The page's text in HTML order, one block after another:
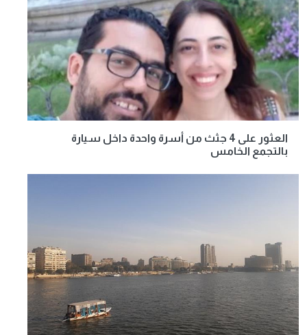
العثور على 4 جثث من أسرة واحدة داخل سيارة
بالتجمع الخامس